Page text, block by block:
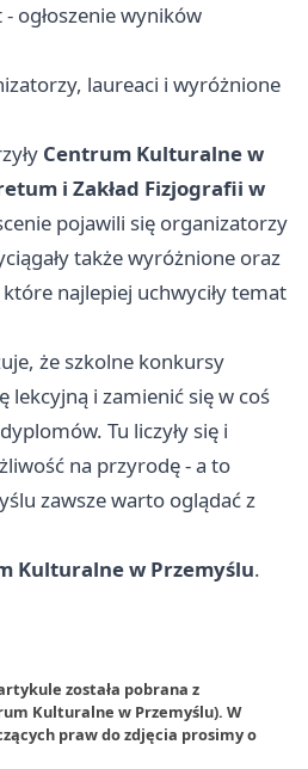
ogłoszenie wyników
laureaci i wyróżnione
Centrum Kulturalne w
i Zakład Fizjografii w
pojawili się organizatorzy
także wyróżnione oraz
najlepiej uchwyciły temat
że szkolne konkursy
lekcyjną i zamienić się w coś
Tu liczyły się i
na przyrodę - a to
zawsze warto oglądać z
Kulturalne w Przemyślu.
została pobrana z
Kulturalne w Przemyślu). W
praw do zdjęcia prosimy o